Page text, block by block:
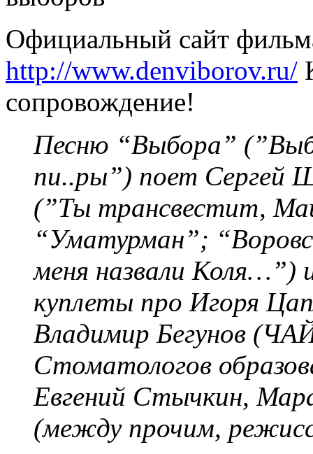
Официальный сайт
http://www.denviborov.ru/
сопровождение!
Песню “Выбора”
пи..ры”) поет Сергей
(”Ты трансвестит,
“Уматурман”;
меня назвали Коля…”)
куплеты про Игоря
Владимир Бегунов
Стоматологов
Евгений Стычкин,
(между прочим,